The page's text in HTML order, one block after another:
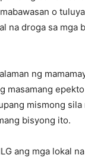
o
na droga sa mga
ng
masamang
mismong sila
bisyong ito.
ang mga lokal